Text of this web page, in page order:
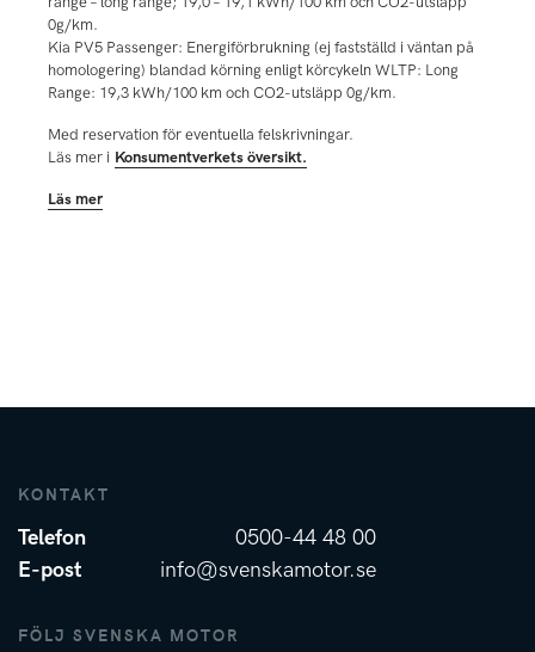
0g/km.
Kia PV5 Passenger: Energiförbrukning (ej fastställd i väntan på
homologering) blandad körning enligt körcykeln WLTP: Long
Range: 19,3 kWh/100 km och CO2-utsläpp 0g/km.
Med reservation för eventuella felskrivningar.
Läs mer i Konsumentverkets översikt.
Läs mer
KONTAKT
Telefon
0500-44 48 00
E-post
info@svenskamotor.se
FÖLJ SVENSKA MOTOR